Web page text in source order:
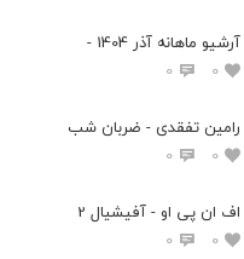
آرشیو ماهانه آذر 1404 -
0
0
رامین تفقدی - ضربان شب
0
0
اف ان پی او - آفیشیال 2
0
0